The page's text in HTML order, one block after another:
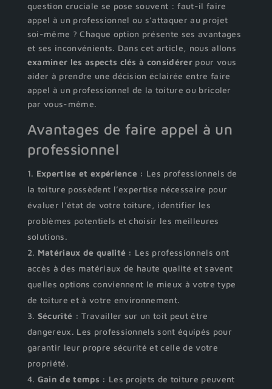
question cruciale se pose souvent : faut-il faire
appel à un professionnel ou s’attaquer au projet
soi-même ? Chaque option présente ses avantages
et ses inconvénients. Dans cet article, nous allons
examiner les aspects clés à considérer pour vous
aider à prendre une décision éclairée entre faire
appel à un professionnel de la toiture ou bricoler
par vous-même.
Avantages de faire appel à un
professionnel
Expertise et expérience : Les professionnels de
la toiture possèdent l’expertise nécessaire pour
évaluer l’état de votre toiture, identifier les
problèmes potentiels et choisir les meilleures
solutions.
Matériaux de qualité : Les professionnels ont
accès à des matériaux de haute qualité et savent
quelles options conviennent le mieux à votre type
de toiture et à votre environnement.
Sécurité : Travailler sur un toit peut être
dangereux. Les professionnels sont équipés pour
garantir leur propre sécurité et celle de votre
propriété.
Gain de temps : Les projets de toiture peuvent